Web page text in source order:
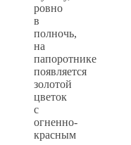
ровно
в
полночь,
на
папоротнике
появляется
золотой
цветок
с
огненно-
красным